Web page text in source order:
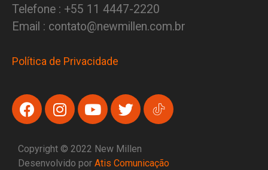
Telefone : +55 11 4447-2220
Email : contato@newmillen.com.br
Política de Privacidade
Copyright © 2022 New Millen
Desenvolvido por Atis Comunicação